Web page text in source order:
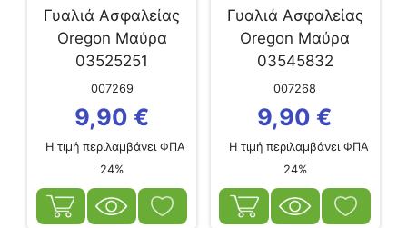
Γυαλιά Ασφαλείας
Oregon Μαύρα
03525251
007269
9,90 €
Η τιμή περιλαμβάνει ΦΠΑ
24%
Γυαλιά Ασφαλείας
Oregon Μαύρα
03545832
007268
9,90 €
Η τιμή περιλαμβάνει ΦΠΑ
24%